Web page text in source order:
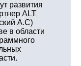
развития
ALT
А.С)
в области